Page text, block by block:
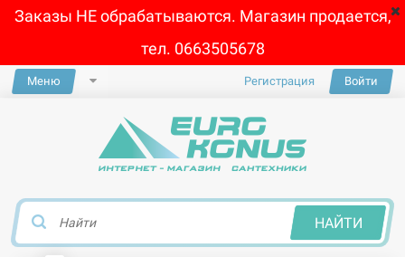
Заказы НЕ обрабатываются. Магазин продается,
тел. 0663505678
Меню Регистрация Войти
НАЙТИ